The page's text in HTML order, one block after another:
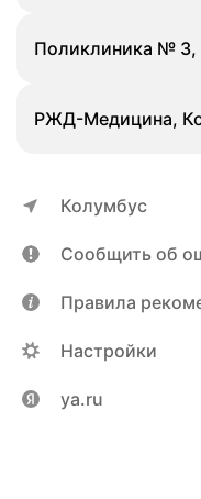
Поликлиника № 3,
РЖД-Медицина,
Колумбус
Сообщить об
Правила
Настройки
ya.ru